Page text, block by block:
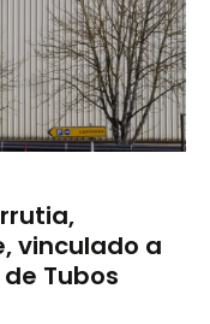
vinculado a
Tubos